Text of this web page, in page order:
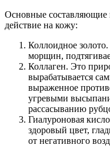
Основные составляющие
действие на кожу:
Коллоидное
морщин,
Коллаген. Это
вырабатывается
выраженное
угревыми
рассасыванию
Гиалуроновая
здоровый цвет,
от негативного